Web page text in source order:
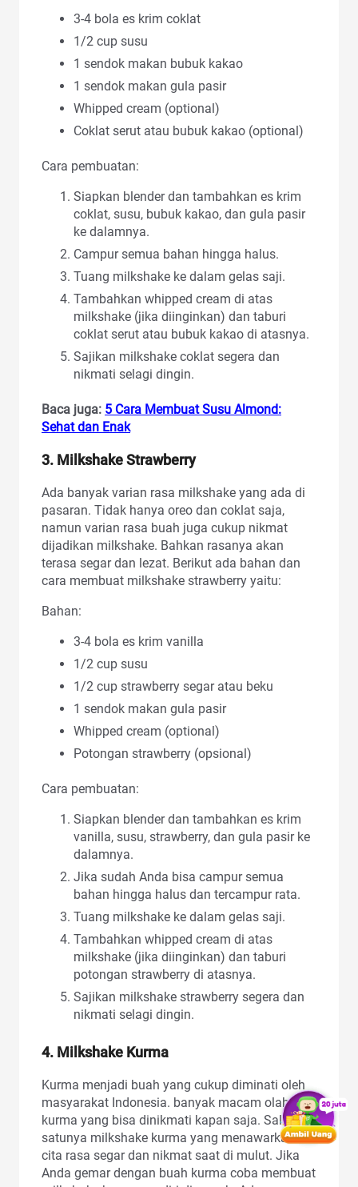
3-4 bola es krim coklat
1/2 cup susu
1 sendok makan bubuk kakao
1 sendok makan gula pasir
Whipped cream (optional)
Coklat serut atau bubuk kakao (optional)
Cara pembuatan:
Siapkan blender dan tambahkan es krim
coklat, susu, bubuk kakao, dan gula pasir
ke dalamnya.
Campur semua bahan hingga halus.
Tuang milkshake ke dalam gelas saji.
Tambahkan whipped cream di atas
milkshake (jika diinginkan) dan taburi
coklat serut atau bubuk kakao di atasnya.
Sajikan milkshake coklat segera dan
nikmati selagi dingin.
Baca juga: 5 Cara Membuat Susu Almond:
Sehat dan Enak
3. Milkshake Strawberry
Ada banyak varian rasa milkshake yang ada di
pasaran. Tidak hanya oreo dan coklat saja,
namun varian rasa buah juga cukup nikmat
dijadikan milkshake. Bahkan rasanya akan
terasa segar dan lezat. Berikut ada bahan dan
cara membuat milkshake strawberry yaitu:
Bahan:
3-4 bola es krim vanilla
1/2 cup susu
1/2 cup strawberry segar atau beku
1 sendok makan gula pasir
Whipped cream (optional)
Potongan strawberry (opsional)
Cara pembuatan:
Siapkan blender dan tambahkan es krim
vanilla, susu, strawberry, dan gula pasir ke
dalamnya.
Jika sudah Anda bisa campur semua
bahan hingga halus dan tercampur rata.
Tuang milkshake ke dalam gelas saji.
Tambahkan whipped cream di atas
milkshake (jika diinginkan) dan taburi
potongan strawberry di atasnya.
Sajikan milkshake strawberry segera dan
nikmati selagi dingin.
4. Milkshake Kurma
Kurma menjadi buah yang cukup diminati oleh
masyarakat Indonesia. banyak macam olahan
kurma yang bisa dinikmati kapan saja. Salah
satunya milkshake kurma yang menawarkan
cita rasa segar dan nikmat saat di mulut. Jika
Anda gemar dengan buah kurma coba membuat